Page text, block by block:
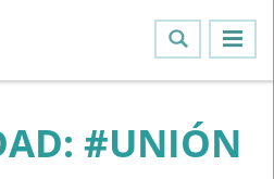
#UNIÓN